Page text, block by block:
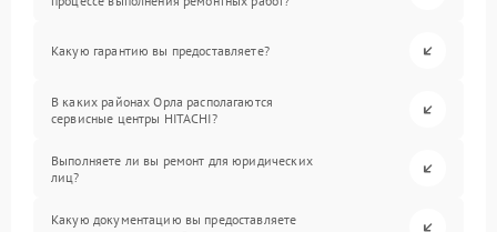
Какую гарантию вы предоставляете?
В каких районах Орла располагаются
сервисные центры HITACHI?
Выполняете ли вы ремонт для юридических
лиц?
Какую документацию вы предоставляете